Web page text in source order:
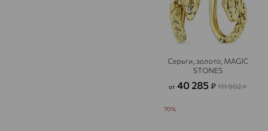
Серьги, золото, MAGIC
STONES
от 40 285₽ 111 902₽
70%
Алагир
Чувашия